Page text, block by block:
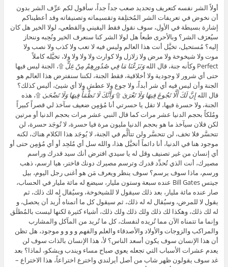
أولاً الشر نفسه كتعريف وتحديد صعب جداً جداً، سأقول لكم عرِّف الشر بدون
أن نخوض في تعريفات الشر المُختلِفة وتقسيماته وتصنيفاته وقد أعطيناكم
إشارة بسيطة في الأول، سوف نقول فقط اليقيني والقطعي، لولا الخير هل كان
سيُعرَف الشر؟ وبالأحرى طبعاً هل لولا الشر كنا سنعرف الخير ونُحِبه وننحاز
إليه؟ مُستحيل، تخيَّل أنت هذا العالم وليس فيه لا تعب ولا كذب ولا نصب ولا
موت ولا شيخوخة ولا مرض ولا زلازل ولا كوارث ولا ولا ولا ولا، تخيَّله كاملاً
Perfect وكأنه جنة، قال الله
وَنَزَعْنَا مَا فِي صُدُورِهِمْ مِنْ غِلٍّ ۩، الجنة ليس فيها
حتى أي شرور لا وجودية ولا أخلاقية، فقط الجنة، لكننا سنفترض هذا العالم هو
الجنة وأن ليس فيه أي شر أبداً، ولا جوع ولا عطش ولا أي شيئ، أليس كذلك؟
قال اللهإِنَّ لَكَ أَلَّا تَجُوعَ فِيهَا وَلَا تَعْرَىٰ ۩وَأَنَّكَ لَا تَظْمَأُ فِيهَا وَلَا تَضْحَىٰ ۩، هذه
الجنة، ولا حسرة فيها، لا تقل يا حسرتي أنا مُؤمِن ضعيف سآخذ لي قصراً كبيراً
ومُلكاً بحجم الدنيا عشر مرات كما قال النبي عشر مرات بحجم الدنيا أو مرتين
لكن فلان سيآخذ ما هو بحجم الدنيا مليون مرة فيا حسرة، لا تُوجَد حسرة، لن
تتحسَّر فلا تخف، لن تتحسَّر ولن تتألَّم في الجنة، لا يُوجَد هذا الكلام هناك، لكنه
موجود هنا في الدنيا، أنا دائماً أتخيَّل هذا، والله سل أي مُلحِد أو أي مُؤمِن حتى أو
أي إنسان من غير تصنيف وقل له يا سيدي افترض أنك سيد قدرك وراسم
مصيرك، أنت الذي تُحدِّد قدرك وترسم مصيرك دونك فاختر، هيا ارسم، ذهب
ورسم، ماذا سوف يرسم؟ سوف ينظر ويعرف مَن هو أغنى رجل اليوم، بيل
جيتس Bill Gates عنده سبعة وستون مليار، سيضع له مائة مليار في الحساب،
صار عنده مائة مليار، بعد ذلك سيقول لا للشيخوخة، وسيُقال له لك ذلك، ثم
يقول لا للمرض، وسيُقال له له ذلك، ثم سيقول كل ما أتمناه أُريد أن يحصل، و
له لك ذلك، وهكذا لك ذلك ولك ذلك ولك ذلك، أشياء كثيرة لكنها ليست بالمُطلَق
وإنما ما تتمناه الآن مما تُريده لنفسك، كل ما تُريد من المآكل والمشارب
والمراكب والزوجات والأولاد والأصدقاء والعلم والفهم و و و و موجود، هل تظن
أن هذا الإنسان سوف يكون أسعد الناس؟ لأ، هذا الإنسان بالذات سوف لن
يعدم عشرات الأسباب التي تجعله يعوي صباح مساء ويندب ويشكو، لماذا؟ بعد
غد سوف يقولون ظهر شاب من أصل أيرلندي واخترع اختراعاً، هذا الاختراع –